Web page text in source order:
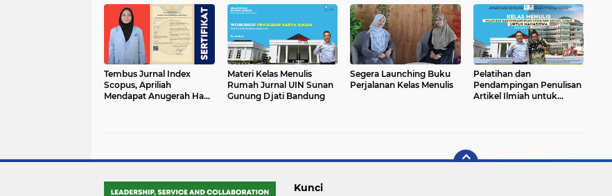
Gunung Djati Bandung
Tembus Jurnal Index
Scopus, Apriliah
Mendapat Anugerah Hak
Materi Kelas Menulis
Rumah Jurnal UIN Sunan
Gunung Djati Bandung
Segera Launching Buku
Perjalanan Kelas Menulis
Pelatihan dan
Pendampingan Penulisan
Artikel Ilmiah untuk
Kunci